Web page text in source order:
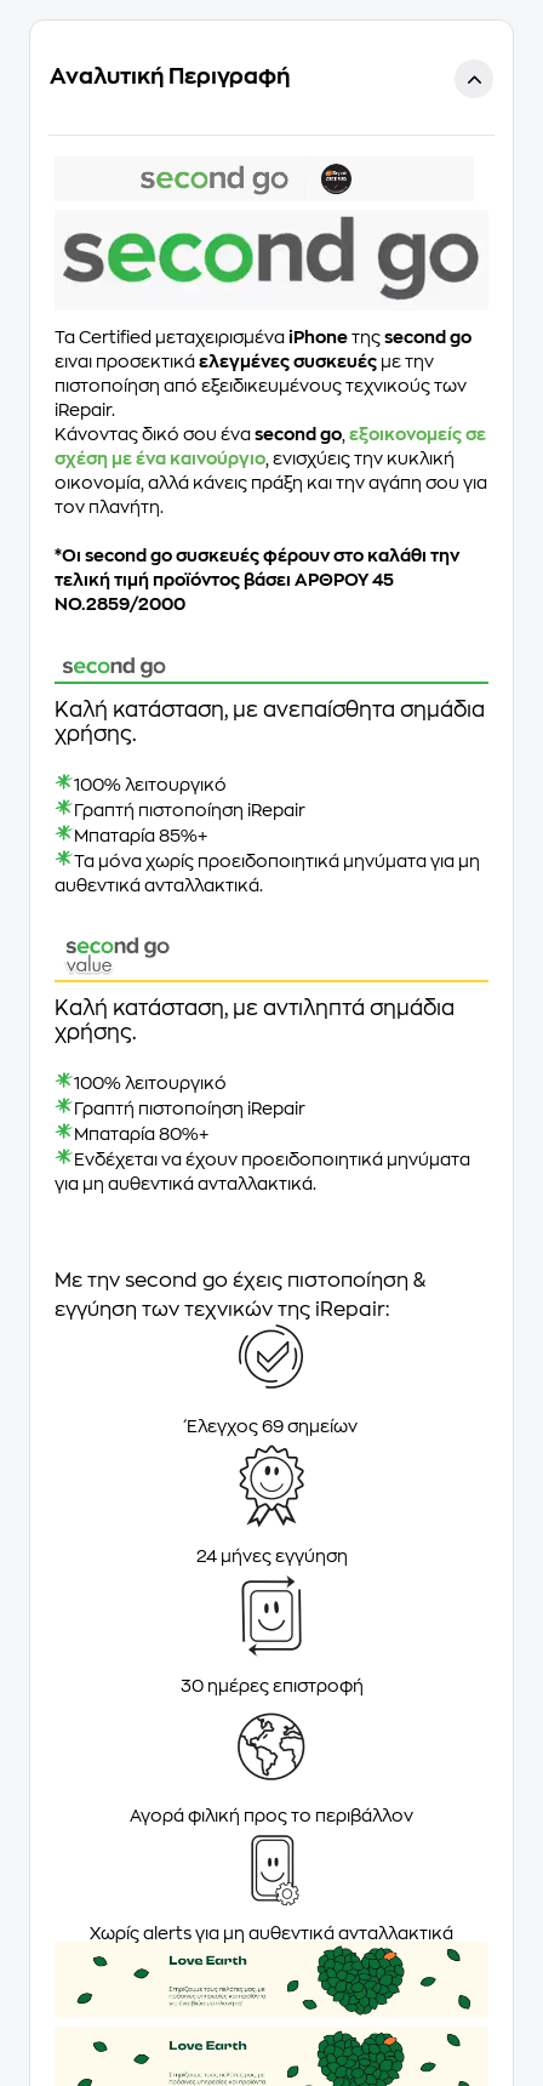
Αναλυτική Περιγραφή
Τα Certified μεταχειρισμένα iPhone της second go
ειναι προσεκτικά ελεγμένες συσκευές με την
πιστοποίηση από εξειδικευμένους τεχνικούς των
iRepair.
Κάνοντας δικό σου ένα second go εξοικονομείς σε
σχέση με ένα καινούργιο , ενισχύεις την κυκλική
οικονομία, αλλά κάνεις πράξη και την αγάπη σου για
τον πλανήτη.
*Oι second go συσκευές φέρουν στο καλάθι την
τελική τιμή προϊόντος βάσει ΑΡΘΡΟΥ 45
ΝΟ.2859/2000
Καλή κατάσταση, με ανεπαίσθητα σημάδια
χρήσης.
100% λειτουργικό
Γραπτή πιστοποίηση iRepair
Μπαταρία 85%+
Τα μόνα χωρίς προειδοποιητικά μηνύματα για μη
αυθεντικά ανταλλακτικά.
Καλή κατάσταση, με αντιληπτά σημάδια
χρήσης.
100% λειτουργικό
Γραπτή πιστοποίηση iRepair
Μπαταρία 80%+
Ενδέχεται να έχουν προειδοποιητικά μηνύματα
για μη αυθεντικά ανταλλακτικά.
Με την second go έχεις πιστοποίηση &
εγγύηση των τεχνικών της iRepair:
Έλεγχος 69 σημείων
24 μήνες εγγύηση
30 ημέρες επιστροφή
Αγορά φιλική προς το περιβάλλον
Χωρίς alerts για μη αυθεντικά ανταλλακτικά